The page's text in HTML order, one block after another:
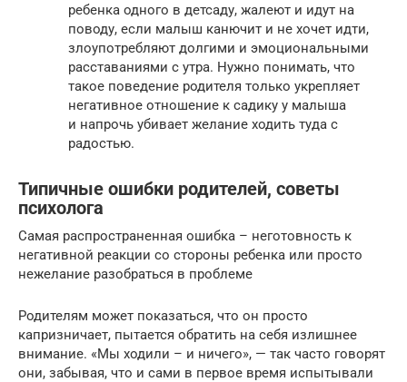
ребенка одного в детсаду, жалеют и идут на
поводу, если малыш канючит и не хочет идти,
злоупотребляют долгими и эмоциональными
расставаниями с утра. Нужно понимать, что
такое поведение родителя только укрепляет
негативное отношение к садику у малыша
и напрочь убивает желание ходить туда с
радостью.
Типичные ошибки родителей, советы
психолога
Самая распространенная ошибка – неготовность к
негативной реакции со стороны ребенка или просто
нежелание разобраться в проблеме
Родителям может показаться, что он просто
капризничает, пытается обратить на себя излишнее
внимание. «Мы ходили – и ничего», — так часто говорят
они, забывая, что и сами в первое время испытывали